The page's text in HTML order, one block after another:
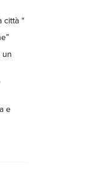
città “
un
e